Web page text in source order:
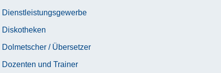
Dienstleistungsgewerbe
Diskotheken
Dolmetscher / Übersetzer
Dozenten und Trainer